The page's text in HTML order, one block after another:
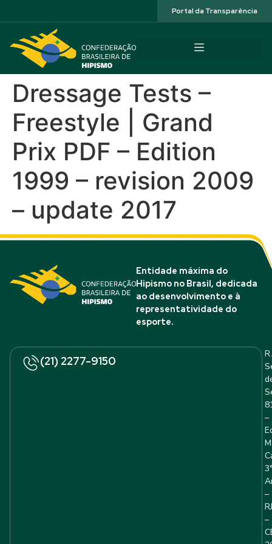
Portal da Transparência
Dressage Tests –
Freestyle | Grand
Prix PDF – Edition
1999 – revision 2009
– update 2017
Entidade máxima do
Hipismo no Brasil, dedicada
ao desenvolvimento e à
representatividade do
esporte.
(21) 2277-9150
R.
–
–
RJ
–